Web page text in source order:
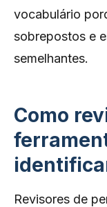
vocabulário
sobrepostos e
semelhantes.
Como
Revisores de